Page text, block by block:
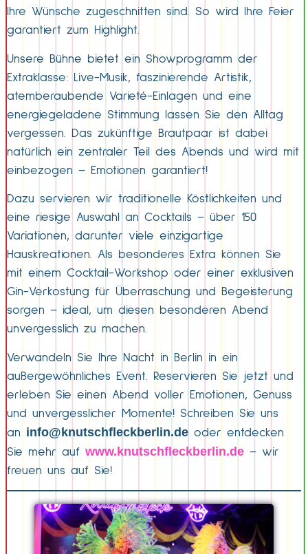
Ihre Wünsche zugeschnitten sind. So wird Ihre Feier
garantiert zum Highlight.
Unsere Bühne bietet ein Showprogramm der
Extraklasse: Live-Musik, faszinierende Artistik,
atemberaubende Varieté-Einlagen und eine
energiegeladene Stimmung lassen Sie den Alltag
vergessen. Das zukünftige Brautpaar ist dabei
natürlich ein zentraler Teil des Abends und wird mit
einbezogen – Emotionen garantiert!
Dazu servieren wir traditionelle Köstlichkeiten und
eine riesige Auswahl an Cocktails – über 150
Variationen, darunter viele einzigartige
Hauskreationen. Als besonderes Extra können Sie
mit einem Cocktail-Workshop oder einer exklusiven
Gin-Verkostung für Überraschung und Begeisterung
sorgen – ideal, um diesen besonderen Abend
unvergesslich zu machen.
Verwandeln Sie Ihre Nacht in Berlin in ein
außergewöhnliches Event. Reservieren Sie jetzt und
erleben Sie einen Abend voller Emotionen, Genuss
und unvergesslicher Momente! Schreiben Sie uns
an info@knutschfleckberlin.de oder entdecken
Sie mehr auf www.knutschfleckberlin.de – wir
freuen uns auf Sie!